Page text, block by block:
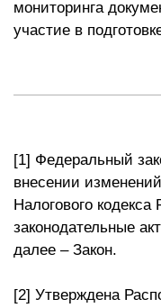
мониторинга
участие в
[1] Федеральный
внесении
Налогового
законодательные
далее – Закон.
[2] Утверждена